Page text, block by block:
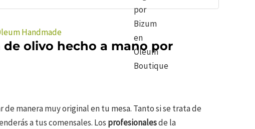
Handmade
olivo hecho a mano por
de manera muy original en tu mesa. Tanto si se trata de
a tus comensales. Los profesionalesde la